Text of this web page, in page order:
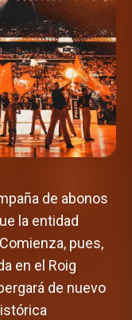
de abonos
la entidad
pues,
en el Roig
de nuevo